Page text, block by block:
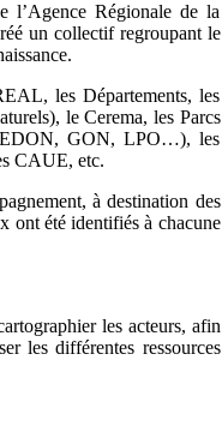
l’Agence Régionale de la
un collectif regroupant le
les Départements, les
le Cerema, les Parcs
GON, LPO…), les
CAUE, etc.
à destination des
ont été identifiés à chacune
les acteurs, afin
les différentes ressources